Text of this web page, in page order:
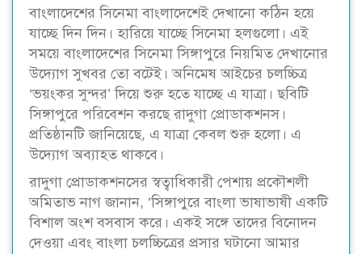
বাংলাদেশের সিনেমা বাংলাদেশেই দেখানো কঠিন হয়ে
যাচ্ছে দিন দিন। হারিয়ে যাচ্ছে সিনেমা হলগুলো। এই
সময়ে বাংলাদেশের সিনেমা সিঙ্গাপুরে নিয়মিত দেখানোর
উদ্যোগ সুখবর তো বটেই। অনিমেষ আইচের চলচ্চিত্র
‘ভয়ংকর সুন্দর’ দিয়ে শুরু হতে যাচ্ছে এ যাত্রা। ছবিটি
সিঙ্গাপুরে পরিবেশন করছে রাদুগা প্রোডাকশনস।
প্রতিষ্ঠানটি জানিয়েছে, এ যাত্রা কেবল শুরু হলো। এ
উদ্যোগ অব্যাহত থাকবে।
রাদুগা প্রোডাকশনসের স্বত্বাধিকারী পেশায় প্রকৌশলী
অমিতাভ নাগ জানান, ‘সিঙ্গাপুরে বাংলা ভাষাভাষী একটি
বিশাল অংশ বসবাস করে। একই সঙ্গে তাদের বিনোদন
দেওয়া এবং বাংলা চলচ্চিত্রের প্রসার ঘটানো আমার